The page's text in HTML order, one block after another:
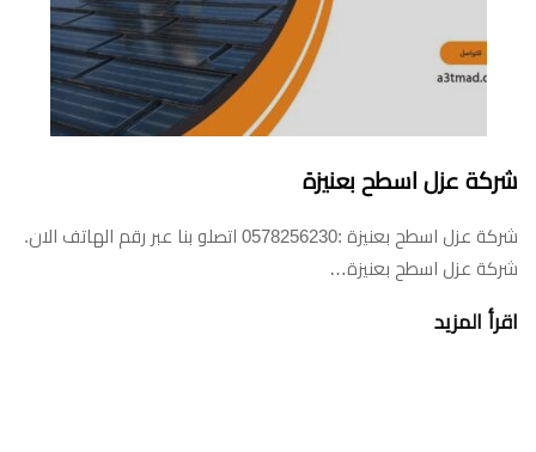
شركة عزل اسطح بعنيزة
شركة عزل اسطح بعنيزة :0578256230 اتصلو بنا عبر رقم الهاتف الان.
شركة عزل اسطح بعنيزة…
اقرأ المزيد